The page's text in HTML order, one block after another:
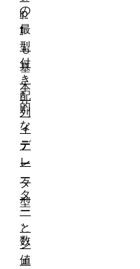
の
最
も
基
本
的
な
デ
ー
タ
型
、
数
値
ip
t
型
付
き
配
列
イ
テ
レ
ー
タ
ー
と
ジ
ェ